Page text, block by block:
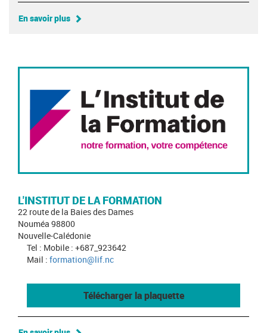
En savoir plus
L'INSTITUT DE LA FORMATION
22 route de la Baies des Dames
Nouméa 98800
Nouvelle-Calédonie
Tel : Mobile : +687_923642
Mail : formation@lif.nc
Télécharger la plaquette